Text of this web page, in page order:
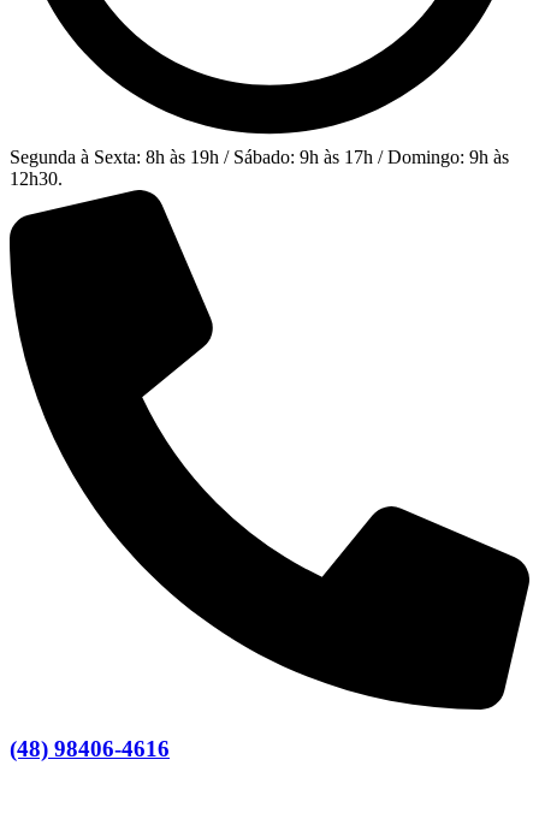
Segunda à Sexta: 8h às 19h / Sábado: 9h às 17h / Domingo: 9h às
12h30.
(48) 98406-4616